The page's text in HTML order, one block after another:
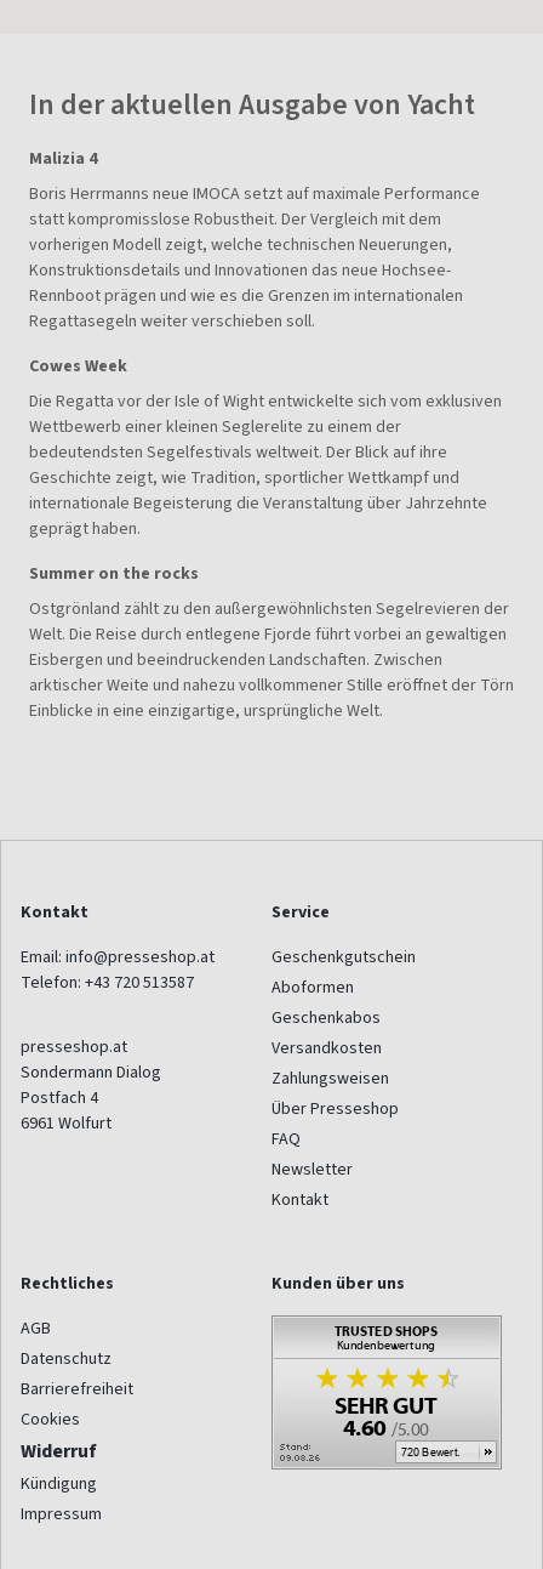
In der aktuellen Ausgabe von Yacht
Malizia 4
Boris Herrmanns neue IMOCA setzt auf maximale Performance
statt kompromisslose Robustheit. Der Vergleich mit dem
vorherigen Modell zeigt, welche technischen Neuerungen,
Konstruktionsdetails und Innovationen das neue Hochsee-
Rennboot prägen und wie es die Grenzen im internationalen
Regattasegeln weiter verschieben soll.
Cowes Week
Die Regatta vor der Isle of Wight entwickelte sich vom exklusiven
Wettbewerb einer kleinen Seglerelite zu einem der
bedeutendsten Segelfestivals weltweit. Der Blick auf ihre
Geschichte zeigt, wie Tradition, sportlicher Wettkampf und
internationale Begeisterung die Veranstaltung über Jahrzehnte
geprägt haben.
Summer on the rocks
Ostgrönland zählt zu den außergewöhnlichsten Segelrevieren der
Welt. Die Reise durch entlegene Fjorde führt vorbei an gewaltigen
Eisbergen und beeindruckenden Landschaften. Zwischen
arktischer Weite und nahezu vollkommener Stille eröffnet der Törn
Einblicke in eine einzigartige, ursprüngliche Welt.
Kontakt
Email: info@presseshop.at
Telefon: +43 720 513587
presseshop.at
Sondermann Dialog
Postfach 4
6961 Wolfurt
Service
Geschenkgutschein
Aboformen
Geschenkabos
Versandkosten
Zahlungsweisen
Über Presseshop
FAQ
Newsletter
Kontakt
Rechtliches
AGB
Datenschutz
Barrierefreiheit
Cookies
Widerruf
Kündigung
Impressum
Kunden über uns